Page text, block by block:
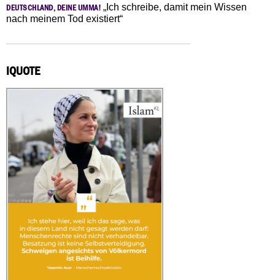
DEUTSCHLAND, DEINE UMMA! „Ich schreibe, damit mein Wissen
nach meinem Tod existiert“
IQUOTE